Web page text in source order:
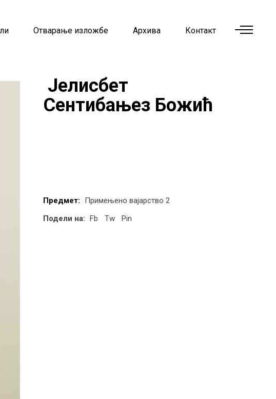
Отварање изложбе Архива Контакт
Јелисбет
Сентибањез Божић
Предмет:
Примењено вајарство 2
Подели на: Fb Tw Pin